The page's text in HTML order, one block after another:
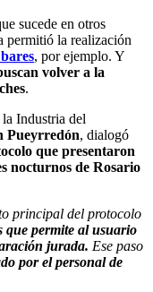
sucede en otros
permitió la realización
, por ejemplo. Y
volver a la
.
Industria del
Pueyrredón, dialogó
que presentaron
nocturnos de Rosario
principal del protocolo
que permite al usuario
jurada. Ese paso
por el personal de